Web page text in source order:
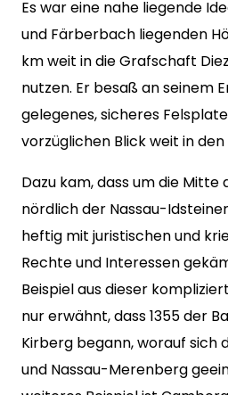
Es war eine nahe liegende
und Färberbach liegenden
km weit in die Grafschaft
nutzen. Er besaß an seinem
gelegenes, sicheres
vorzüglichen Blick weit in
Dazu kam, dass um die Mitte
nördlich der Nassau-
heftig mit juristischen und
Rechte und Interessen
Beispiel aus dieser
nur erwähnt, dass 1355 der
Kirberg begann, worauf sich
und Nassau-Merenberg